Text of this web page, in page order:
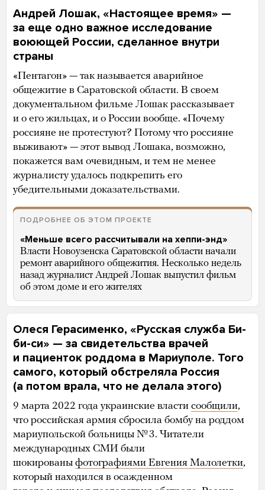
Андрей Лошак, «Настоящее время» —
за еще одно важное исследование
воюющей России, сделанное внутри
страны
«Пентагон» — так называется аварийное
общежитие в Саратовской области. В своем
документальном фильме Лошак рассказывает
и о его жильцах, и о России вообще. «Почему
россияне не протестуют? Потому что россияне
выживают» — этот вывод Лошака, возможно,
покажется вам очевидным, и тем не менее
журналисту удалось подкрепить его
убедительными доказательствами.
ПОДРОБНЕЕ ОБ ЭТОМ ПРОЕКТЕ
«Меньше всего рассчитывали на хеппи-энд»
Власти Новоузенска Саратовской области начали
ремонт аварийного общежития. Несколько недель
назад журналист Андрей Лошак выпустил фильм
об этом доме и его жителях
Олеся Герасименко, «Русская служба Би-
би-си» — за свидетельства врачей
и пациенток роддома в Мариуполе. Того
самого, который обстреляла Россия
(а потом врала, что не делала этого)
9 марта 2022 года украинские власти сообщили,
что российская армия сбросила бомбу на роддом
мариупольской больницы № 3. Читатели
международных СМИ были
шокированы фотографиями Евгения Малолетки,
который находился в осажденном